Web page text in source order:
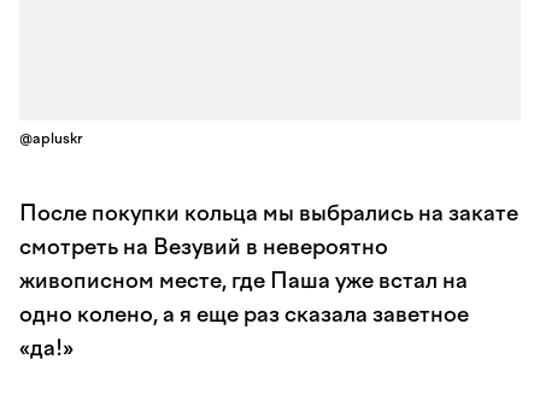
@apluskr
После покупки кольца мы выбрались на закате
смотреть на Везувий в невероятно
живописном месте, где Паша уже встал на
одно колено, а я еще раз сказала заветное
«да!»